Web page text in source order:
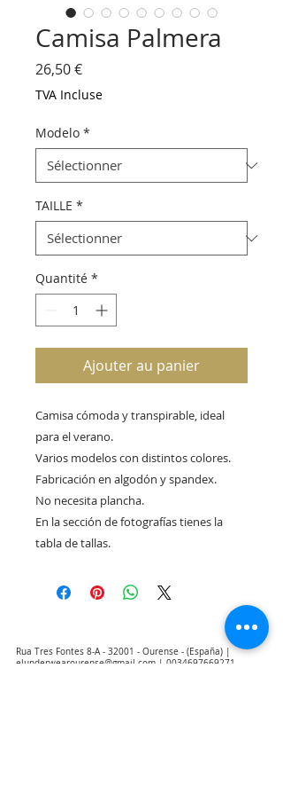
Camisa Palmera
26,50 €Prix
TVA Incluse
Modelo *
TAILLE *
Quantité *
Ajouter au panier
Camisa cómoda y transpirable, ideal
para el verano.
Varios modelos con distintos colores.
Fabricación en algodón y spandex.
No necesita plancha.
En la sección de fotografías tienes la
tabla de tallas.
Rua Tres Fontes 8-A - 32001 - Ourense - (España) |
elunderwearourense@gmail.com | 0034697669271